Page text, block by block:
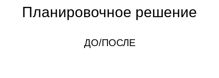
Планировочное решение
ДО/ПОСЛЕ